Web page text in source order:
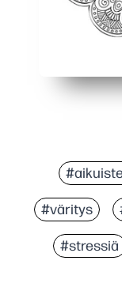
#väritys
#stressiä